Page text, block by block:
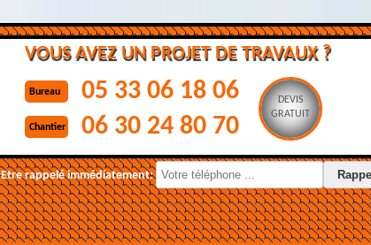
VOUS AVEZ UN PROJET DE TRAVAUX ?
Bureau 05 33 06 18 06
Chantier 06 30 24 80 70
DEVIS
GRATUIT
Etre rappelé immédiatement: